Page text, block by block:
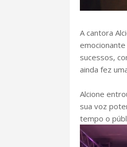
A cantora
sucessos,
ainda fez
Alcione
sua voz
tempo o